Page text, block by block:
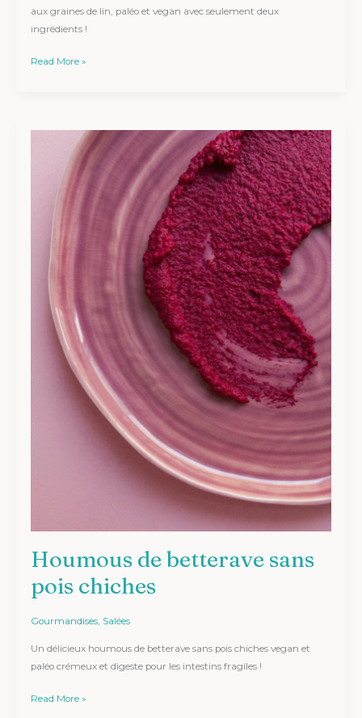
aux graines de lin, paléo et vegan avec seulement deux
ingrédients !
Read More »
Houmous de betterave sans
pois chiches
Gourmandises, Salées
Un délicieux houmous de betterave sans pois chiches vegan et
paléo crémeux et digeste pour les intestins fragiles !
betterave
Read More »